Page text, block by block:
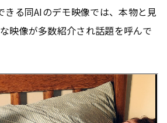
きる同AIのデモ映像では、本物と見
映像が多数紹介され話題を呼んで